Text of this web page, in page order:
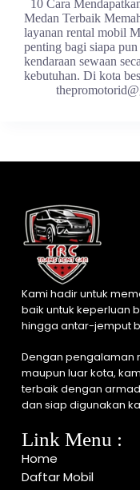
10 Cara
Medan Terbaik
layanan rental mobil
penting bagi siapa
kendaraan sewaan
kebutuhan. Di kota
Kami hadir untuk
baik untuk keperluan
hingga antar-jemput
Dengan pengalaman
maupun luar kota,
terbaik dengan
dan siap digunakan
Link Menu :
Home
Daftar Mobil